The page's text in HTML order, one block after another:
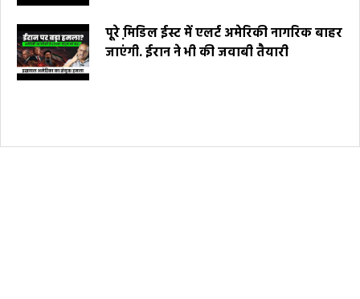
पूरे मि़डिल ईस्ट में एलर्ट अमेरिकी नागरिक बाहर
जाएंगी. ईरान ने भी की जवाबी तैयारी